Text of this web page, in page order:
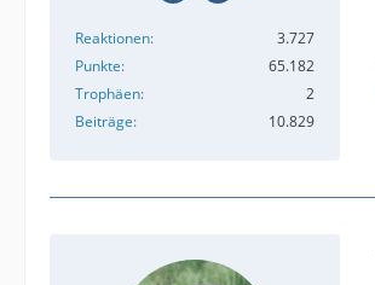
Reaktionen
3.727
Punkte
65.182
Trophäen
2
Beiträge
10.829